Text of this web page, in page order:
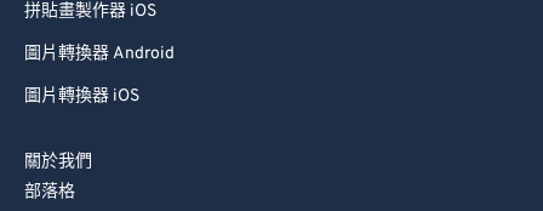
拼貼畫製作器 iOS
圖片轉換器 Android
圖片轉換器 iOS
關於我們
部落格